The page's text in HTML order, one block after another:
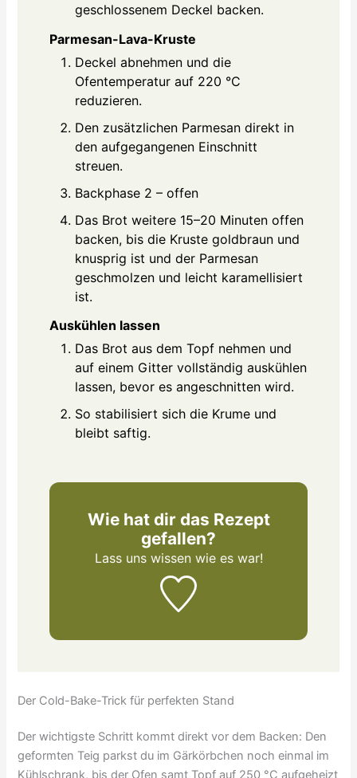
geschlossenem Deckel backen.
Parmesan-Lava-Kruste
Deckel abnehmen und die
Ofentemperatur auf 220 °C
reduzieren.
Den zusätzlichen Parmesan direkt in
den aufgegangenen Einschnitt
streuen.
Backphase 2 – offen
Das Brot weitere 15–20 Minuten offen
backen, bis die Kruste goldbraun und
knusprig ist und der Parmesan
geschmolzen und leicht karamellisiert
ist.
Auskühlen lassen
Das Brot aus dem Topf nehmen und
auf einem Gitter vollständig auskühlen
lassen, bevor es angeschnitten wird.
So stabilisiert sich die Krume und
bleibt saftig.
Wie hat dir das Rezept
gefallen?
Lass uns wissenwie es war!
Der Cold-Bake-Trick für perfekten Stand
Der wichtigste Schritt kommt direkt vor dem Backen: Den
geformten Teig parkst du im Gärkörbchen noch einmal im